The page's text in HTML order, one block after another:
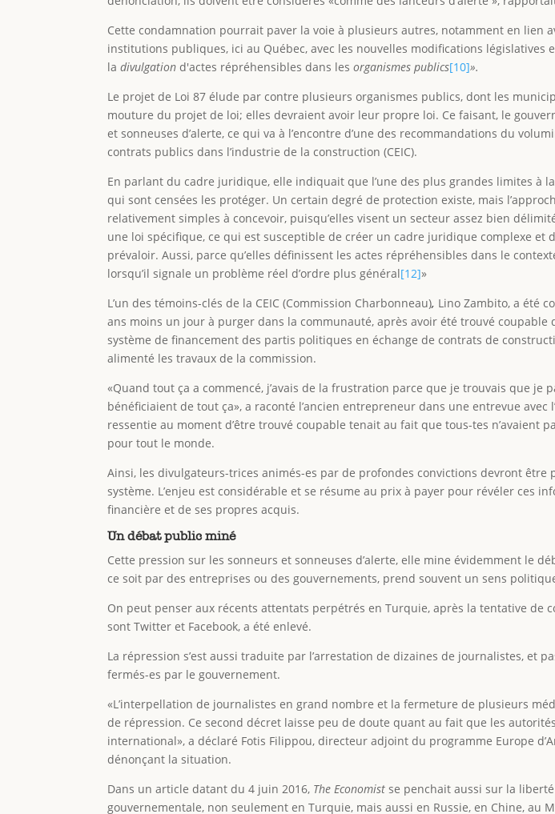
Cette condamnation pourrait paver la voie à plusieurs autres, notamment en lien
institutions publiques, ici au Québec, avec les nouvelles modifications
ladivulgation d'actes répréhensibles dans lesorganismes publics[10]».
Le projet de Loi 87 élude par contre plusieurs organismes publics, dont les
mouture du projet de loi; elles devraient avoir leur propre loi. Ce faisant, le
et sonneuses d’alerte, ce qui va à l’encontre d’une des recommandations du
contrats publics dans l’industrie de la construction (CEIC).
En parlant du cadre juridique, elle indiquait que l’une des plus grandes limites
qui sont censées les protéger. Un certain degré de protection existe, mais
relativement simples à concevoir, puisqu’elles visent un secteur assez bien
une loi spécifique, ce qui est susceptible de créer un cadre juridique complexe et
prévaloir. Aussi, parce qu’elles définissent les actes répréhensibles dans le
lorsqu’il signale un problème réel d’ordre plus général[12]»
L’un des témoins-clés de la CEIC (Commission Charbonneau), Lino Zambito, a été
ans moins un jour à purger dans la communauté, après avoir été trouvé coupable
système de financement des partis politiques en échange de contrats de
alimenté les travaux de la commission.
«Quand tout ça a commencé, j’avais de la frustration parce que je trouvais que
bénéficiaient de tout ça», a raconté l’ancien entrepreneur dans une entrevue avec
ressentie au moment d’être trouvé coupable tenait au fait que tous-tes n’avaient
pour tout le monde.
Ainsi, les divulgateurs-trices animés-es par de profondes convictions devront
système. L’enjeu est considérable et se résume au prix à payer pour révéler ces
financière et de ses propres acquis.
Un débat public miné
Cette pression sur les sonneurs et sonneuses d’alerte, elle mine évidemment le
ce soit par des entreprises ou des gouvernements, prend souvent un sens
On peut penser aux récents attentats perpétrés en Turquie, après la tentative de
sont Twitter et Facebook, a été enlevé.
La répression s’est aussi traduite par l’arrestation de dizaines de journalistes, et
fermés-es par le gouvernement.
«L’interpellation de journalistes en grand nombre et la fermeture de plusieurs
de répression. Ce second décret laisse peu de doute quant au fait que les
international», a déclaré Fotis Filippou, directeur adjoint du programme Europe
dénonçant la situation.
Dans un article datant du 4 juin 2016, The Economist se penchait aussi sur la
gouvernementale, non seulement en Turquie, mais aussi en Russie, en Chine, au